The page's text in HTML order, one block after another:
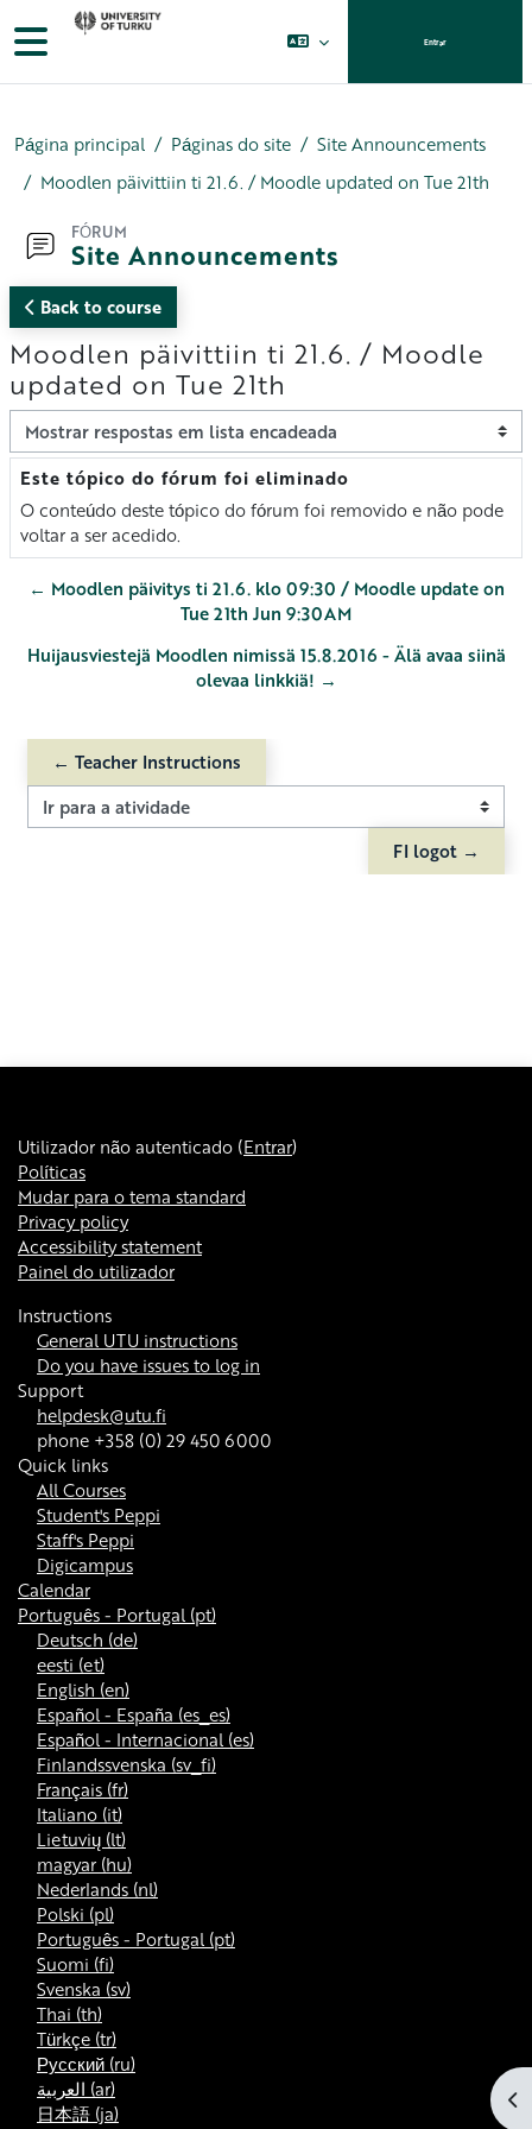
Ir para o conteúdo principal
Painel lateral Entrar
Página principal Páginas do site
Site Announcements
Moodlen päivittiin ti 21.6. / Moodle updated on Tue 21th
FÓRUM
Site Announcements
Back to course
Moodlen päivittiin ti 21.6. / Moodle
updated on Tue 21th
Modo de visualização
Este tópico do fórum foi eliminado
Número de respostas: 0
O conteúdo deste tópico do fórum foi removido e não pode
voltar a ser acedido.
← Moodlen päivitys ti 21.6. klo 09:30 / Moodle update on
Tue 21th Jun 9:30AM
Huijausviestejä Moodlen nimissä 15.8.2016 - Älä avaa siinä
olevaa linkkiä! →
← Teacher Instructions
Ir para a atividade
FI logot →
Utilizador não autenticado (Entrar)
Políticas
Mudar para o tema standard
Privacy policy
Accessibility statement
Painel do utilizador
Instructions
General UTU instructions
Do you have issues to log in
Support
helpdesk@utu.fi
phone +358 (0) 29 450 6000
Quick links
All Courses
Student's Peppi
Staff's Peppi
Digicampus
Calendar
Português - Portugal ‎(pt)‎
Deutsch ‎(de)‎
eesti ‎(et)‎
English ‎(en)‎
Español - España ‎(es_es)‎
Español - Internacional ‎(es)‎
Finlandssvenska ‎(sv_fi)‎
Français ‎(fr)‎
Italiano ‎(it)‎
Lietuvių ‎(lt)‎
magyar ‎(hu)‎
Nederlands ‎(nl)‎
Polski ‎(pl)‎
Português - Portugal ‎(pt)‎
Suomi ‎(fi)‎
Svenska ‎(sv)‎
Thai ‎(th)‎
Türkçe ‎(tr)‎
Русский ‎(ru)‎
العربية ‎(ar)‎
日本語 ‎(ja)‎